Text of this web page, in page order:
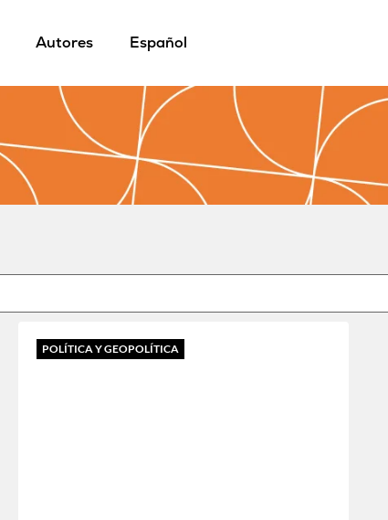
Autores Español
POLÍTICA Y GEOPOLÍTICA